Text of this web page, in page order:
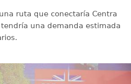
ruta que conectaría Centra
una demanda estimada